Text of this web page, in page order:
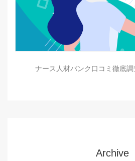
ナース人材バンク口コミ徹底調
Archive